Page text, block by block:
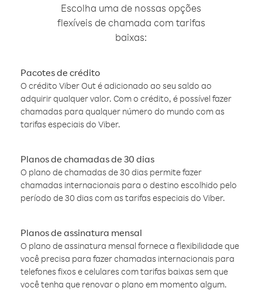
Escolha uma de nossas opções
flexíveis de chamada com tarifas
baixas:
Pacotes de crédito
O crédito Viber Out é adicionado ao seu saldo ao
adquirir qualquer valor. Com o crédito, é possível fazer
chamadas para qualquer número do mundo com as
tarifas especiais do Viber.
Planos de chamadas de 30 dias
O plano de chamadas de 30 dias permite fazer
chamadas internacionais para o destino escolhido pelo
período de 30 dias com as tarifas especiais do Viber.
Planos de assinatura mensal
O plano de assinatura mensal fornece a flexibilidade que
você precisa para fazer chamadas internacionais para
telefones fixos e celulares com tarifas baixas sem que
você tenha que renovar o plano em momento algum.